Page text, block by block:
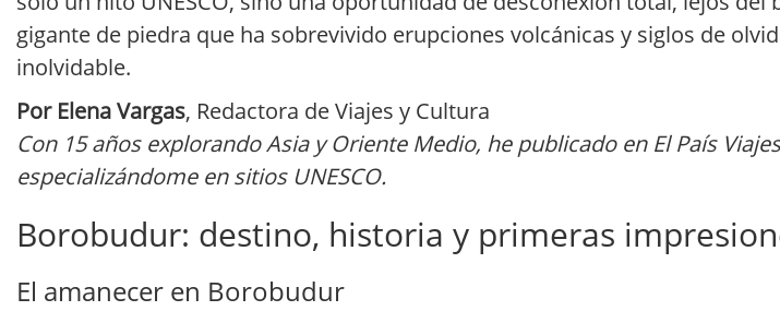
gigante de piedra que ha sobrevivido erupciones volcánicas y siglos de
inolvidable.
Por Elena Vargas, Redactora de Viajes y Cultura
Con 15 años explorando Asia y Oriente Medio, he publicado en El País
especializándome en sitios UNESCO.
Borobudur: destino, historia y primeras
El amanecer en Borobudur